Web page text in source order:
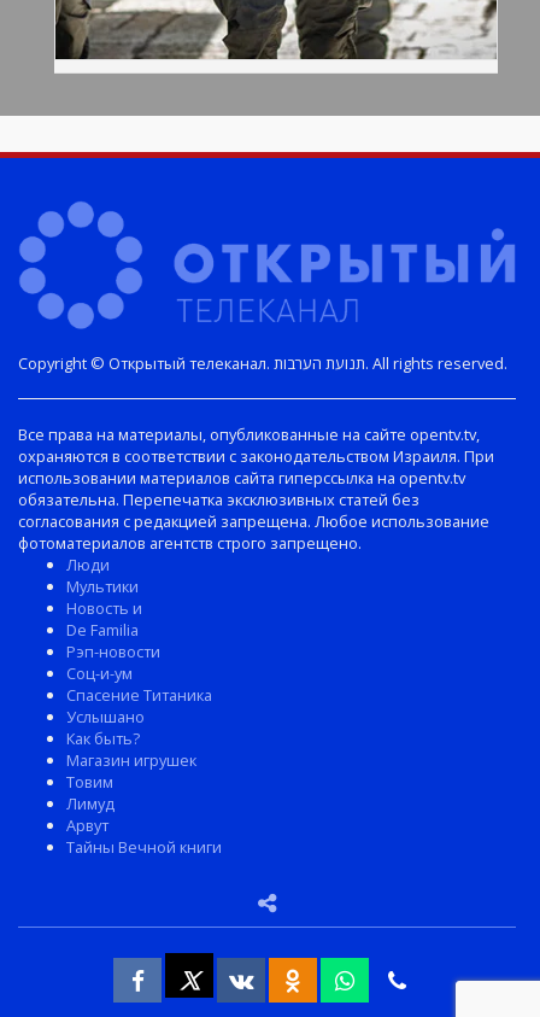
Copyright © Открытый телеканал. תנועת הערבות. All rights reserved.
Все права на материалы, опубликованные на сайте opentv.tv,
охраняются в соответствии с законодательством Израиля. При
использовании материалов сайта гиперссылка на opentv.tv
обязательна. Перепечатка эксклюзивных статей без
согласования с редакцией запрещена. Любое использование
фотоматериалов агентств строго запрещено.
Люди
Мультики
Новость и
De Familia
Рэп-новости
Соц-и-ум
Спасение Титаника
Услышано
Как быть?
Магазин игрушек
Товим
Лимуд
Арвут
Тайны Вечной книги